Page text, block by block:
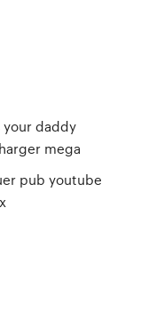
your daddy
mega
pub youtube